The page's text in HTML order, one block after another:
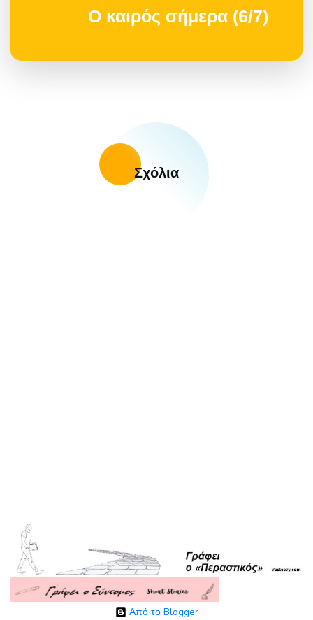
Ο καιρός σήμερα (6/7)
Σχόλια
Από το Blogger